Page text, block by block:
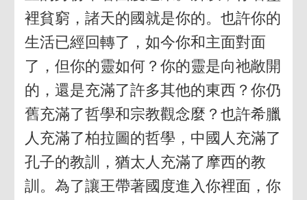
裡貧窮，諸天的國就是你的。也許你的
生活已經回轉了，如今你和主面對面
了，但你的靈如何？你的靈是向祂敞開
的，還是充滿了許多其他的東西？你仍
舊充滿了哲學和宗教觀念麼？也許希臘
人充滿了柏拉圖的哲學，中國人充滿了
孔子的教訓，猶太人充滿了摩西的教
訓。為了讓王帶著國度進入你裡面，你